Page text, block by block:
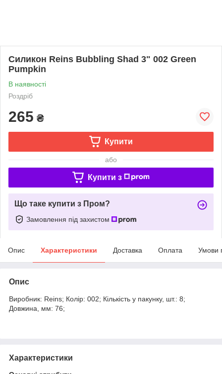
Силикон Reins Bubbling Shad 3" 002 Green
Pumpkin
В наявності
Роздріб
265 ₴
Купити
або
Купити з
Що таке купити з Пром?
Замовлення під захистом
Опис Характеристики Доставка Оплата Умови
Опис
Виробник: Reins; Колір: 002; Кількість у пакунку, шт.: 8;
Довжина, мм: 76;
Характеристики